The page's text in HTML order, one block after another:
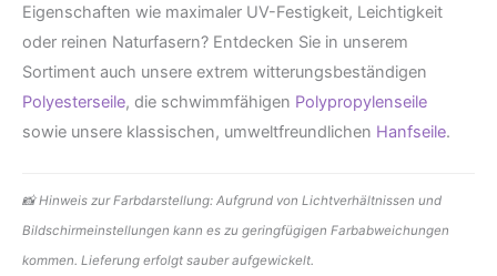
Eigenschaften wie maximaler UV-Festigkeit, Leichtigkeit
oder reinen Naturfasern? Entdecken Sie in unserem
Sortiment auch unsere extrem witterungsbeständigen
Polyesterseile, die schwimmfähigen Polypropylenseile
sowie unsere klassischen, umweltfreundlichen Hanfseile.
📸 Hinweis zur Farbdarstellung: Aufgrund von Lichtverhältnissen und
Bildschirmeinstellungen kann es zu geringfügigen Farbabweichungen
kommen. Lieferung erfolgt sauber aufgewickelt.